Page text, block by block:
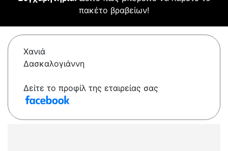
πακέτο βραβείων!
Χανιά
Δασκαλογιάννη
Δείτε το προφίλ της εταιρείας σας